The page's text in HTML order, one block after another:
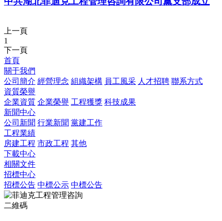
上一頁
1
下一頁
首頁
關于我們
公司簡介 經營理念 組織架構 員工風采 人才招聘 聯系方式
資質榮譽
企業資質 企業榮譽 工程獲獎 科技成果
新聞中心
公司新聞 行業新聞 黨建工作
工程業績
房建工程 市政工程 其他
下載中心
相關文件
招標中心
招標公告 中標公示 中標公告
二維碼